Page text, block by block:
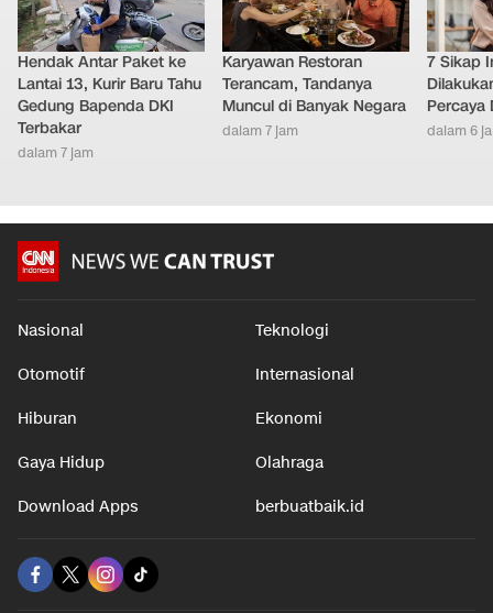
Hendak Antar Paket ke
Lantai 13, Kurir Baru Tahu
Gedung Bapenda DKI
Terbakar
dalam 7 jam
Karyawan Restoran
Terancam, Tandanya
Muncul di Banyak Negara
dalam 7 jam
7 Sikap
Percaya
dalam 6
Nasional Teknologi
Otomotif Internasional
Hiburan Ekonomi
Gaya Hidup Olahraga
Download Apps berbuatbaik.id